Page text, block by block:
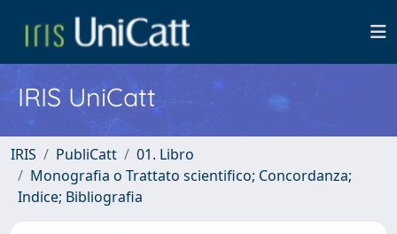
IRIS UniCatt
IRIS PubliCatt
01. Libro
Monografia o Trattato scientifico; Concordanza;
Indice; Bibliografia